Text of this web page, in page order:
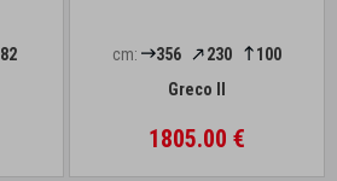
82
cm: 356 230
100
Greco II
1805.00 €